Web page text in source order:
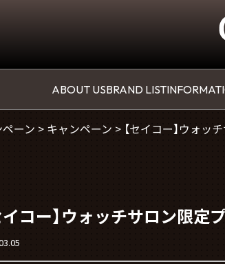
ABOUT USBRAND LIST
ーン > キャンペーン > 【セイコー】ウォッ
イコー】ウォッチサロン限